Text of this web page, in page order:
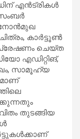
എന്‍ട്രികള്‍
കാര്‍ട്ടൂണ്‍
ചെയ്ത
എഡിറ്റിങ്,
സാമൂഹ്യ
തുടങ്ങിയ